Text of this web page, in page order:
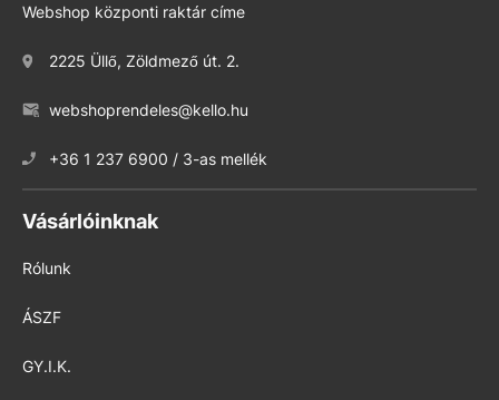
Webshop központi raktár címe
2225 Üllő, Zöldmező út. 2.
webshoprendeles@kello.hu
+36 1 237 6900 / 3-as mellék
Vásárlóinknak
Rólunk
ÁSZF
GY.I.K.